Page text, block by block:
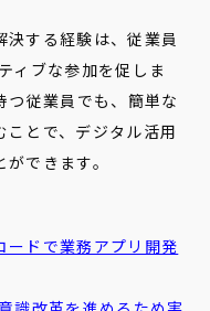
決する経験は、従業員
ィブな参加を促しま
従業員でも、簡単な
とで、デジタル活用
できます。
ードで業務アプリ開発